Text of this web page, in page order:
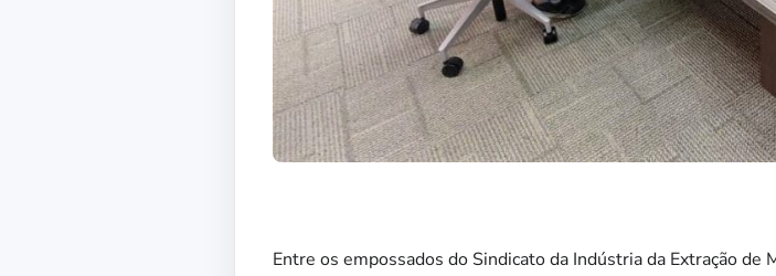
Entre os empossados do Sindicato da Indústria da Extração